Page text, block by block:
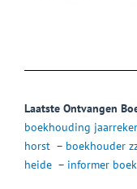
Laatste Ontvangen
boekhouding
horst – boekhouder
heide – informer